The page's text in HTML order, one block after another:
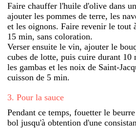
Faire chauffer l'huile d'olive dans
ajouter les pommes de terre, les
et les oignons. Faire revenir le tout
15 min, sans coloration.
Verser ensuite le vin, ajouter le
cubes de lotte, puis cuire durant
les gambas et les noix de Saint-
cuisson de 5 min.
3. Pour la sauce
Pendant ce temps, fouetter le
bol jusqu'à obtention d'une